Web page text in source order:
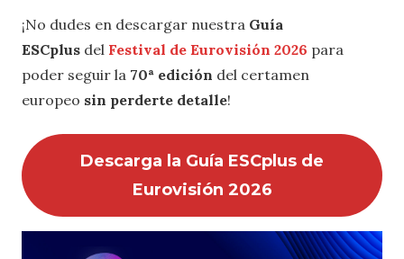
¡No dudes en descargar nuestra Guía
ESCplus del Festival de Eurovisión 2026 para
poder seguir la 70ª edición del certamen
europeo sin perderte detalle!
Descarga la Guía ESCplus de
Eurovisión 2026